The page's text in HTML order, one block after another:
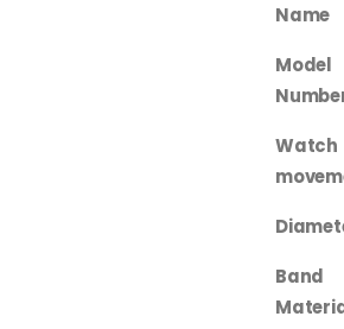
Name
Model
Watch
Band